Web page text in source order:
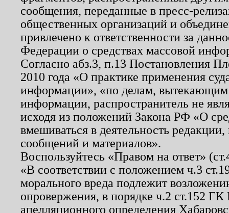
сообщения, переданные в пресс-
общественных организаций и
привлечено к ответственности за
Федерации о средствах массовой
Согласно абз.3, п.13 Постановления
2010 года «О практике применения
информации», «по делам, вытекающим
информации, распространитель не
исходя из положений Закона РФ «О
вмешиваться в деятельность
сообщений и материалов».
Воспользуйтесь «Правом на ответ»
«В соответствии с положением ч.3
морального вреда подлежит
опровержения, в порядке ч.2 ст.152
апелляционного определения